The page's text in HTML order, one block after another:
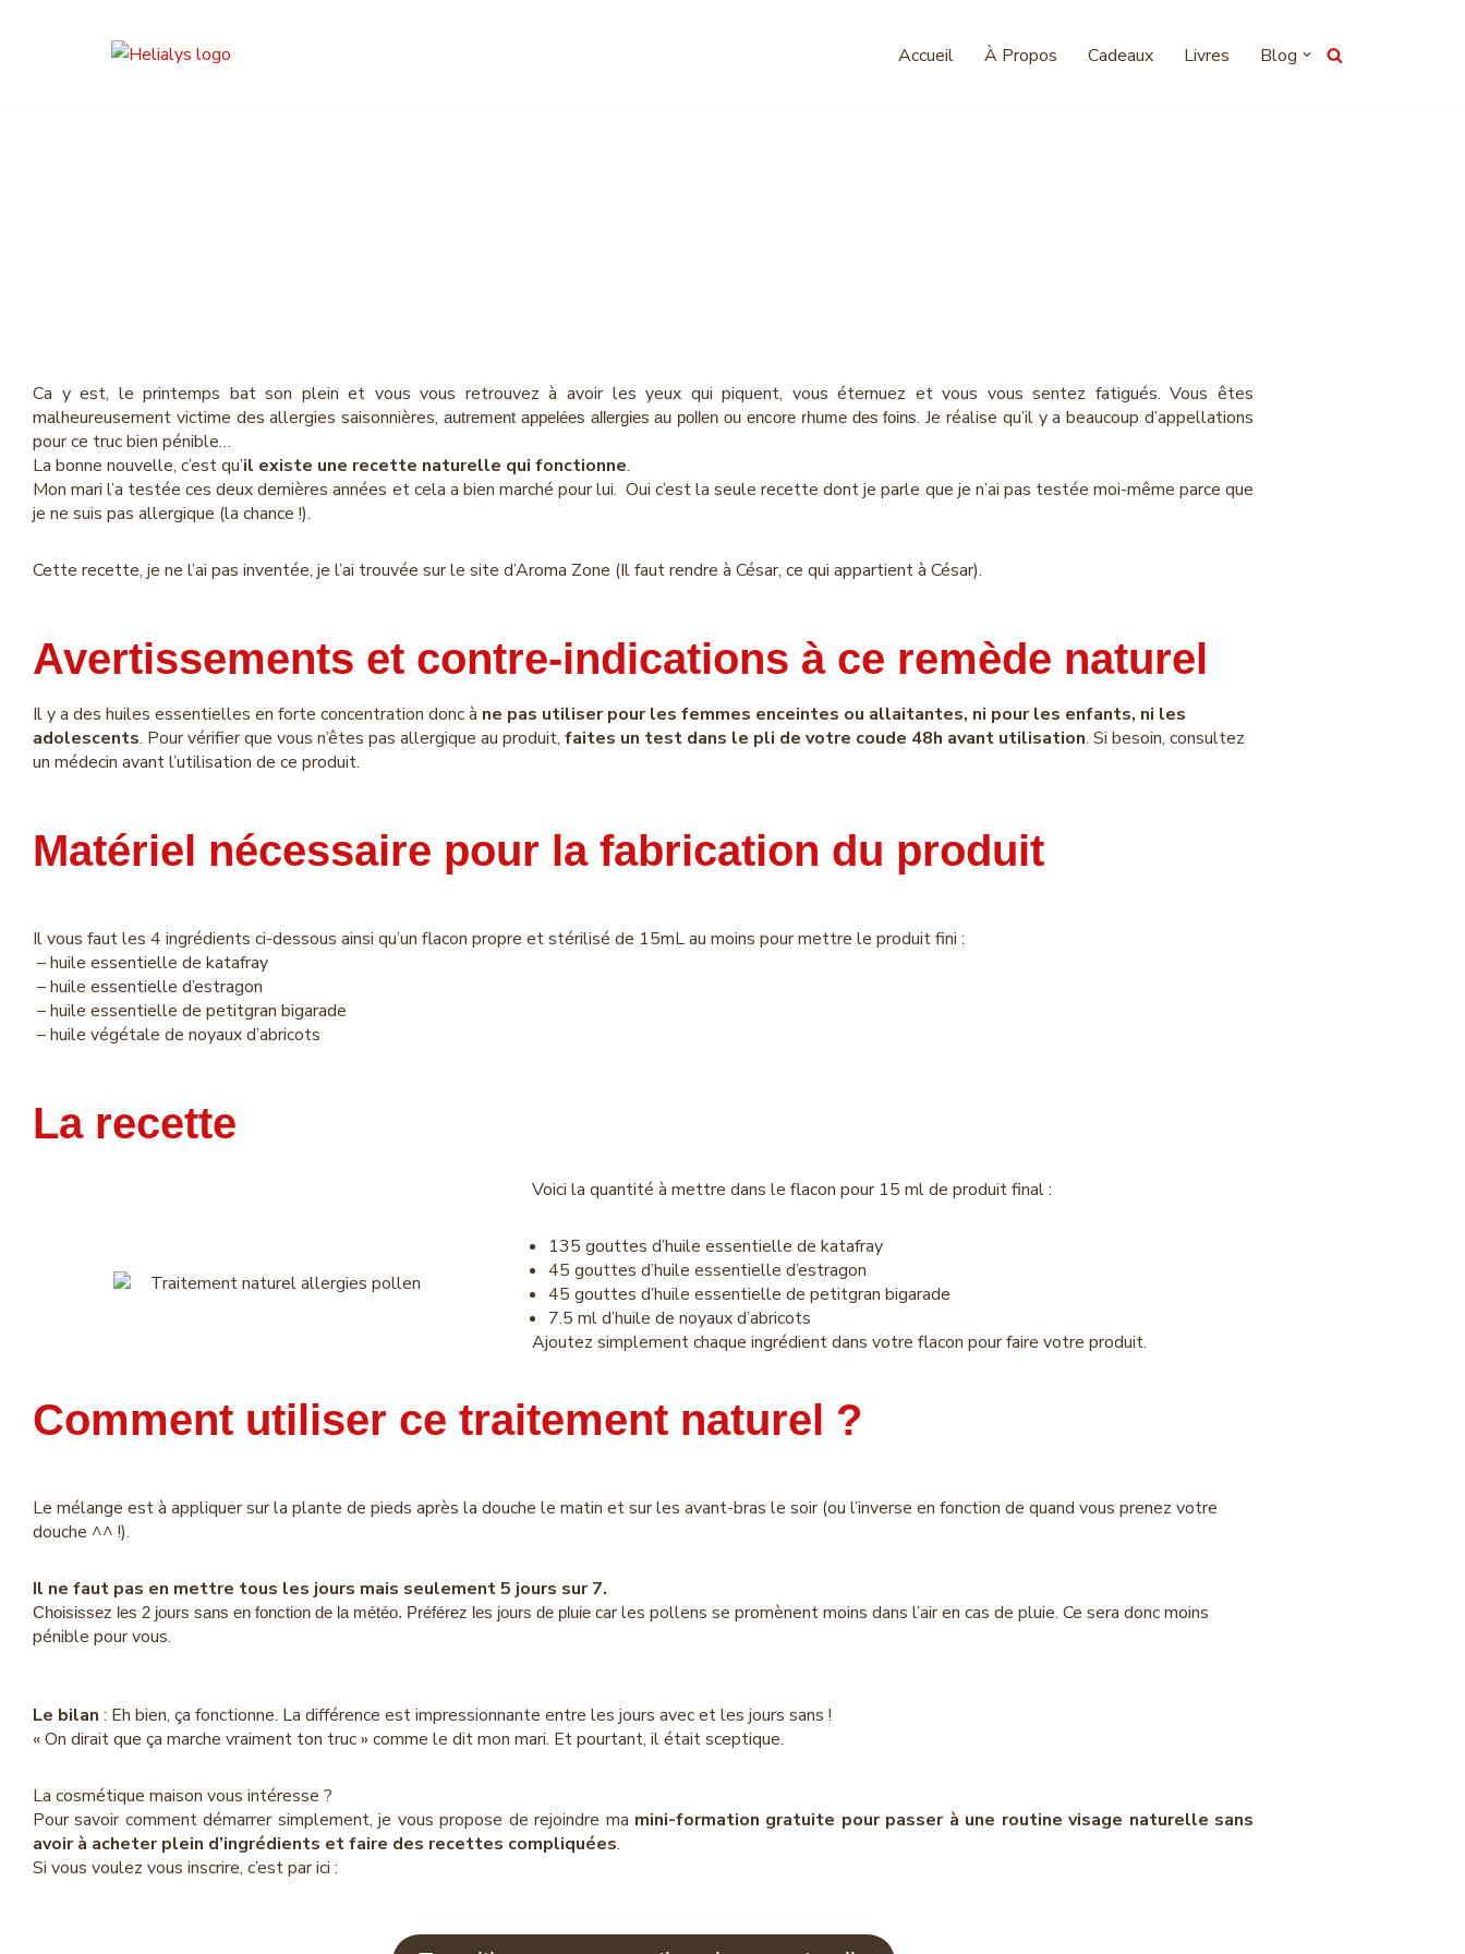
Accueil À Propos Cadeaux Livres Blog
Ca y est, le printemps bat son plein et vous vous retrouvez à avoir les yeux qui piquent, vous éternuez et vous vous sentez fatigués. Vous êtes
malheureusement victime des allergies saisonnières,autrement appelées allergies au pollen ou encore rhume des foins. Je réalise qu’il y a beaucoup d’appellations
pour ce truc bien pénible…
La bonne nouvelle, c’est qu’il existe une recette naturelle qui fonctionne.
Mon mari l’a testée ces deux dernières années et cela a bien marché pour lui. Oui c’est la seule recette dont je parle que je n’ai pas testée moi-même parce que
je ne suis pas allergique (la chance !).
Cette recette, je ne l’ai pas inventée, je l’ai trouvée sur le site d’Aroma Zone (Il faut rendre à César, ce qui appartient à César).
Avertissements et contre-indications à ce remède naturel
Il y a des huiles essentielles en forte concentration donc à ne pas utiliser pour les femmes enceintes ou allaitantes, ni pour les enfants, ni les
adolescents. Pour vérifier que vous n’êtes pas allergique au produit, faites un test dans le pli de votre coude 48h avant utilisation. Si besoin, consultez
un médecin avant l’utilisation de ce produit.
Matériel nécessaire pour la fabrication du produit
Il vous faut les 4 ingrédients ci-dessous ainsi qu’un flacon propre et stérilisé de 15mL au moins pour mettre le produit fini :
– huile essentielle de katafray
– huile essentielle d’estragon
– huile essentielle de petitgran bigarade
– huile végétale de noyaux d’abricots
La recette
Voici la quantité à mettre dans le flacon pour 15 ml de produit final :
135 gouttes d’huile essentielle de katafray
45 gouttes d’huile essentielle d’estragon
45 gouttes d’huile essentielle de petitgran bigarade
7.5 ml d’huile de noyaux d’abricots
Ajoutez simplement chaque ingrédient dans votre flacon pour faire votre produit.
Comment utiliser ce traitement naturel ?
Le mélange est à appliquer sur la plante de pieds après la douche le matin et sur les avant-bras le soir (ou l’inverse en fonction de quand vous prenez votre
douche ^^ !).
Il ne faut pas en mettre tous les jours mais seulement 5 jours sur 7.
Choisissez les 2 jours sans en fonction de la météo. Préférez les jours de pluie car les pollens se promènent moins dans l’air en cas de pluie. Ce sera donc moins
pénible pour vous.
Le bilan : Eh bien, ça fonctionne. La différence est impressionnante entre les jours avec et les jours sans !
« On dirait que ça marche vraiment ton truc » comme le dit mon mari. Et pourtant, il était sceptique.
La cosmétique maison vous intéresse ?
Pour savoir comment démarrer simplement, je vous propose de rejoindre ma mini-formation gratuite pour passer à une routine visage naturelle sans
avoir à acheter plein d’ingrédients et faire des recettes compliquées.
Si vous voulez vous inscrire, c’est par ici :